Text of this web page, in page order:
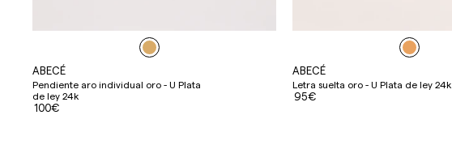
ABECÉ
Pendiente aro individual oro - U Plata
de ley 24k
100€
ABECÉ
Letra suelta oro - U Plata de ley 24k
95€